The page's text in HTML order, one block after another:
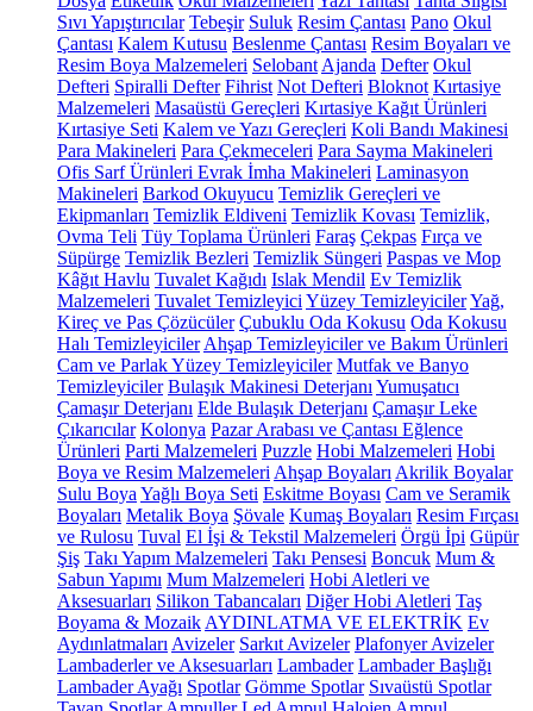
Sıvı Yapıştırıcılar Tebeşir Suluk Resim Çantası Pano Okul
Çantası Kalem Kutusu Beslenme Çantası Resim Boyaları ve
Resim Boya Malzemeleri Selobant Ajanda Defter Okul
Defteri Spiralli Defter Fihrist Not Defteri Bloknot Kırtasiye
Malzemeleri Masaüstü Gereçleri Kırtasiye Kağıt Ürünleri
Kırtasiye Seti Kalem ve Yazı Gereçleri Koli Bandı Makinesi
Para Makineleri Para Çekmeceleri Para Sayma Makineleri
Ofis Sarf Ürünleri Evrak İmha Makineleri Laminasyon
Makineleri Barkod Okuyucu Temizlik Gereçleri ve
Ekipmanları Temizlik Eldiveni Temizlik Kovası Temizlik,
Ovma Teli Tüy Toplama Ürünleri Faraş Çekpas Fırça ve
Süpürge Temizlik Bezleri Temizlik Süngeri Paspas ve Mop
Kâğıt Havlu Tuvalet Kağıdı Islak Mendil Ev Temizlik
Malzemeleri Tuvalet Temizleyici Yüzey TemizleyicilerYağ,
Kireç ve Pas Çözücüler Çubuklu Oda Kokusu Oda Kokusu
Halı Temizleyiciler Ahşap Temizleyiciler ve Bakım Ürünleri
Cam ve Parlak Yüzey Temizleyiciler Mutfak ve Banyo
Temizleyiciler Bulaşık Makinesi Deterjanı Yumuşatıcı
Çamaşır Deterjanı Elde Bulaşık Deterjanı Çamaşır Leke
Çıkarıcılar Kolonya Pazar Arabası ve Çantası Eğlence
Ürünleri Parti Malzemeleri Puzzle Hobi Malzemeleri Hobi
Boya ve Resim Malzemeleri Ahşap Boyaları Akrilik Boyalar
Sulu Boya Yağlı Boya Seti Eskitme Boyası Cam ve Seramik
Boyaları Metalik Boya Şövale Kumaş Boyaları Resim Fırçası
ve Rulosu Tuval El İşi & Tekstil Malzemeleri Örgü İpi Güpür
Şiş Takı Yapım Malzemeleri Takı Pensesi Boncuk Mum &
Sabun Yapımı Mum Malzemeleri Hobi Aletleri ve
Aksesuarları Silikon Tabancaları Diğer Hobi Aletleri Taş
Boyama & Mozaik AYDINLATMA VE ELEKTRİK Ev
Aydınlatmaları Avizeler Sarkıt Avizeler Plafonyer Avizeler
Lambaderler ve Aksesuarları Lambader Lambader Başlığı
Lambader Ayağı Spotlar Gömme Spotlar Sıvaüstü Spotlar